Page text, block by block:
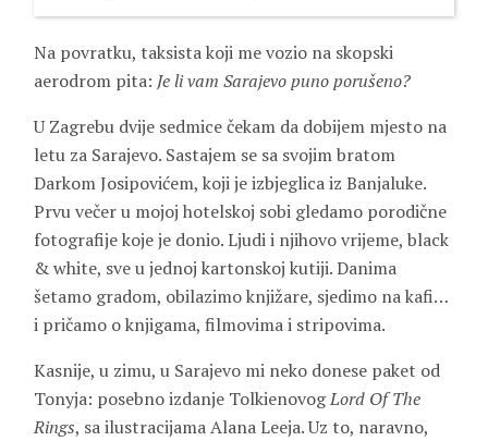
Na povratku, taksista koji me vozio na skopski
aerodrom pita: Je li vam Sarajevo puno porušeno?
U Zagrebu dvije sedmice čekam da dobijem mjesto na
letu za Sarajevo. Sastajem se sa svojim bratom
Darkom Josipovićem, koji je izbjeglica iz Banjaluke.
Prvu večer u mojoj hotelskoj sobi gledamo porodične
fotografije koje je donio. Ljudi i njihovo vrijeme, black
& white, sve u jednoj kartonskoj kutiji. Danima
šetamo gradom, obilazimo knjižare, sjedimo na kafi…
i pričamo o knjigama, filmovima i stripovima.
Kasnije, u zimu, u Sarajevo mi neko donese paket od
Tonyja: posebno izdanje TolkienovogLord Of The
Rings, sa ilustracijama Alana Leeja. Uz to, naravno,